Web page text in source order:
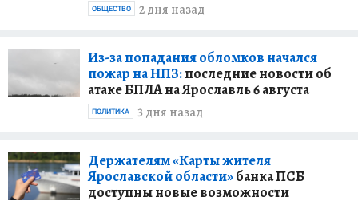
2 дня назад
ОБЩЕСТВО
Из-за попадания обломков начался
пожар на НПЗ:последние новости об
атаке БПЛА на Ярославль 6 августа
3 дня назад
ПОЛИТИКА
Держателям «Карты жителя
Ярославской области»банка ПСБ
доступны новые возможности